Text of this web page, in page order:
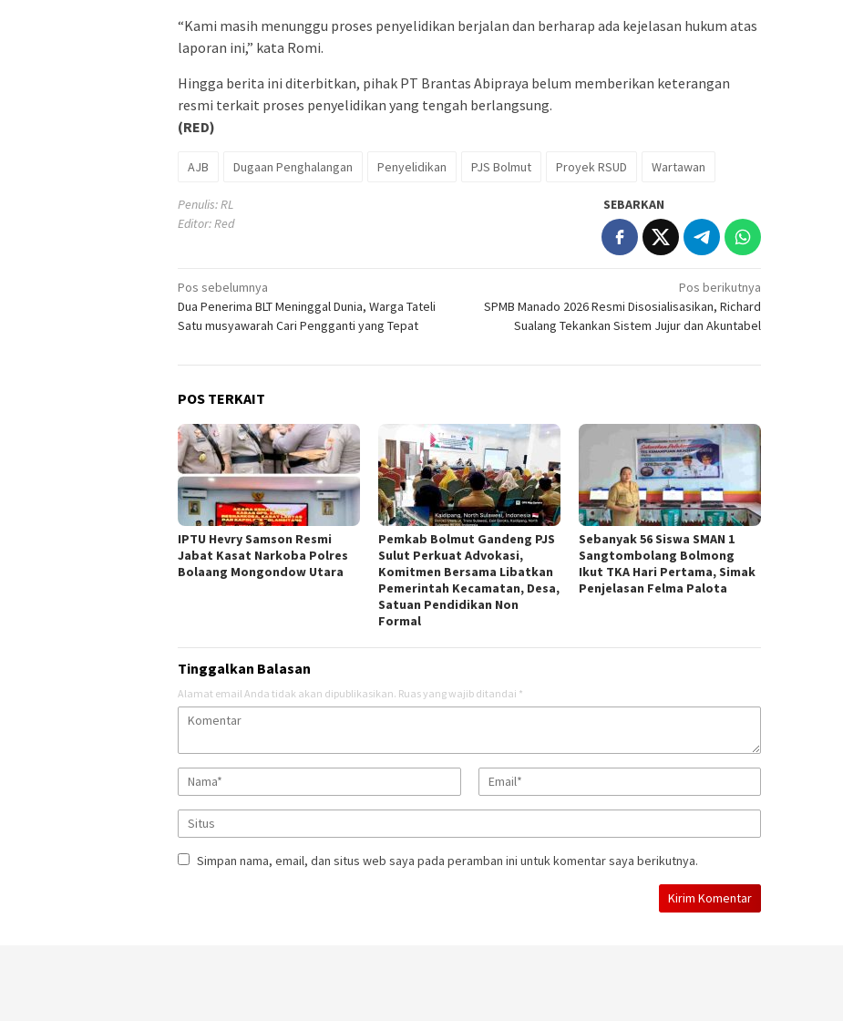
“Kami masih menunggu proses penyelidikan berjalan dan berharap ada kejelasan hukum atas
laporan ini,” kata Romi.
Hingga berita ini diterbitkan, pihak PT Brantas Abipraya belum memberikan keterangan
resmi terkait proses penyelidikan yang tengah berlangsung.
(RED)
AJB Dugaan Penghalangan Penyelidikan PJS Bolmut Proyek RSUD Wartawan
Penulis: RL
Editor: Red
SEBARKAN
Navigasi
pos
Pos sebelumnya
Dua Penerima BLT Meninggal Dunia, Warga Tateli
Satu musyawarah Cari Pengganti yang Tepat
Pos berikutnya
SPMB Manado 2026 Resmi Disosialisasikan, Richard
Sualang Tekankan Sistem Jujur dan Akuntabel
POS TERKAIT
IPTU Hevry Samson Resmi
Jabat Kasat Narkoba Polres
Bolaang Mongondow Utara
Pemkab Bolmut Gandeng PJS
Sulut Perkuat Advokasi,
Komitmen Bersama Libatkan
Pemerintah Kecamatan, Desa,
Satuan Pendidikan Non
Formal
Sebanyak 56 Siswa SMAN 1
Sangtombolang Bolmong
Ikut TKA Hari Pertama, Simak
Penjelasan Felma Palota
Tinggalkan Balasan
Alamat email Anda tidak akan dipublikasikan. Ruas yang wajib ditandai *
Simpan nama, email, dan situs web saya pada peramban ini untuk komentar saya berikutnya.